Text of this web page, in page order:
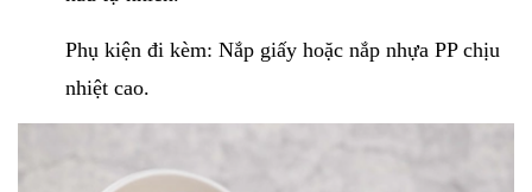
Phụ kiện đi kèm: Nắp giấy hoặc nắp nhựa PP chịu
nhiệt cao.